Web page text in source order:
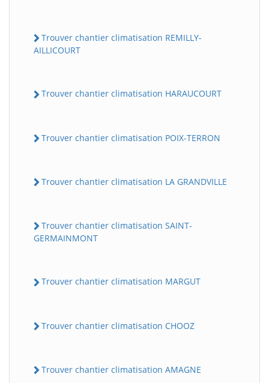
Trouver chantier climatisation REMILLY-
AILLICOURT
Trouver chantier climatisation HARAUCOURT
Trouver chantier climatisation POIX-TERRON
Trouver chantier climatisation LA GRANDVILLE
Trouver chantier climatisation SAINT-
GERMAINMONT
Trouver chantier climatisation MARGUT
Trouver chantier climatisation CHOOZ
Trouver chantier climatisation AMAGNE